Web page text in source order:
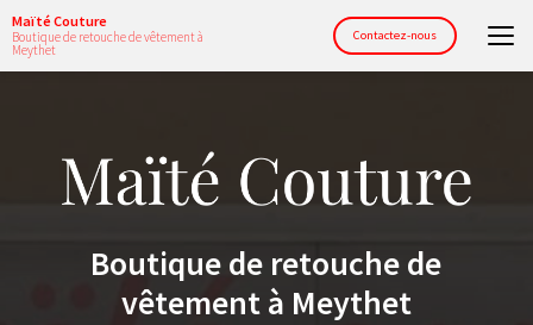
au
contenu
principal
Maïté Couture
Boutique de retouche de vêtement à
Meythet
Contactez-nous
Boutique de retouche de
vêtement à Meythet